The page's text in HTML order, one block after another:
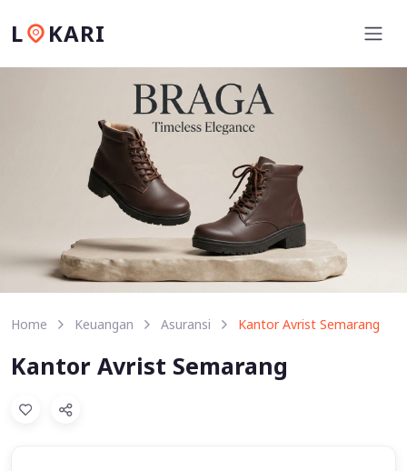
L KARI
Home Keuangan Asuransi Kantor Avrist Semarang
Kantor Avrist Semarang